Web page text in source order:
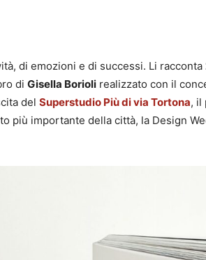
di emozioni e di successi. Li racconta
di Gisella Borioli realizzato con il
del Superstudio Più di via Tortona, il
più importante della città, la Design